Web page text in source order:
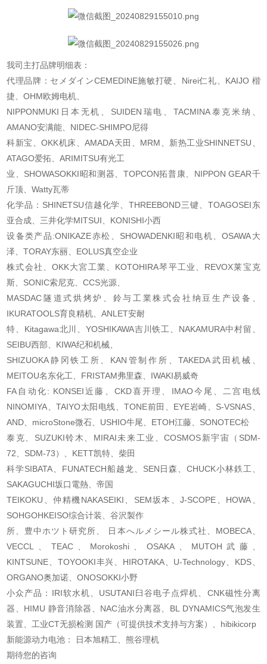
我司主打品牌明细表：
代理品牌：セメダインCEMEDINE施敏打硬、Nirei仁礼、KAIJO 楷
捷、OHM欧姆电机、
NIPPONMUKI日本无机、SUIDEN瑞电、TACMINA泰克米纳、
AMANO安满能、NIDEC-SHIMPO尼得
科新宝、OKK机床、AMADA天田、MRM、新热工业SHINNETSU、
ATAGO爱拓、ARIMITSU有光工
业、SHOWASOKKI昭和测器、TOPCON拓普康、NIPPON GEAR千
斤顶、Watty瓦蒂
化学品：SHINETSU信越化学、THREEBOND三键、TOAGOSEI东
亚合成、三井化学MITSUI、 KONISHI小西
设备类产品:ONIKAZE赤松、SHOWADENKI昭和电机、OSAWA大
泽、TORAY东丽、EOLUS真空企业
株式会社、OKK大宮工業、KOTOHIRA琴平工业、REVOX莱宝克
斯、SONIC索尼克、CCS光源、
MASDAC隧道式烘烤炉、鈴与工業株式会社纳豆生产设备、
IKURATOOLS育良精机、ANLET安耐
特、Kitagawa北川、YOSHIKAWA吉川铁工、NAKAMURA中村留、
SEIBU西部、KIWA纪和机械、
SHIZUOKA静冈铁工所、KAN管制作所、TAKEDA武田机械、
MEITOU名东化工、FRISTAM弗里森、IWAKI易威奇
FA自动化: KONSEI近藤、CKD喜开理、IMAO今尾、二宫电线
NINOMIYA、TAIYO太阳电线、TONE前田、EYE岩崎、S-VSNAS、
AND、microStone微石、USHIO牛尾、ETOH江藤、SONOTEC松
泰克、SUZUKI铃木、MIRAI未来工业、COSMOS新宇宙（SDM-
72、SDM-73）、KETT凯特、柴田
科学SIBATA、FUNATECH船越龙、SEN日森、CHUCK小林鉄工、
SAKAGUCHI坂口電熱、帝国
TEIKOKU、仲精機NAKASEIKI、SEM坂本、J-SCOPE、HOWA、
SOHGOHKEISO综合计装、谷沢製作
所、豊中ホツト研究所、 日本へルメシール株式社、MOBECA、
VECCL、TEAC、Morokoshi、 OSAKA、MUTOH武藤、
KINTSUNE、TOYOOKI丰兴、HIROTAKA、U-Technology、KDS、
ORGANO奥加诺、ONOSOKKI小野
小众产品：IRI软水机、USUTANI臼谷电子点焊机、CNK磁性分离
器、HIMU 静音消除器、NAC油水分离器、BL DYNAMICS气泡发生
装置、工业CT无损检测 国产（可提供技术支持与方案）、hibikicorp
新能源动力电池： 日本旭精工、熊谷理机
期待您的咨询